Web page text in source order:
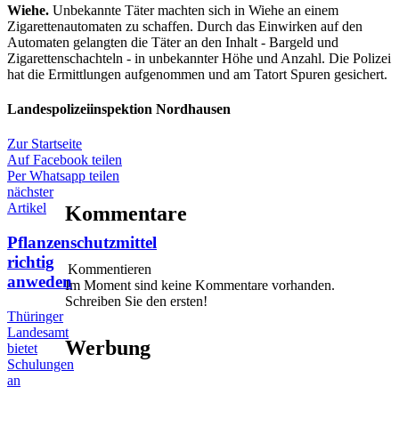
Wiehe. Unbekannte Täter machten sich in Wiehe an einem
Zigarettenautomaten zu schaffen. Durch das Einwirken auf den
Automaten gelangten die Täter an den Inhalt - Bargeld und
Zigarettenschachteln - in unbekannter Höhe und Anzahl. Die Polizei
hat die Ermittlungen aufgenommen und am Tatort Spuren gesichert.
Landespolizeiinspektion Nordhausen
Zur Startseite
Auf Facebook teilen
Per Whatsapp teilen
nächster
Artikel
Pflanzenschutzmittel
richtig
anweden
Thüringer
Landesamt
bietet
Schulungen
an
Kommentare
Kommentieren
Im Moment sind keine Kommentare vorhanden.
Schreiben Sie den ersten!
Werbung